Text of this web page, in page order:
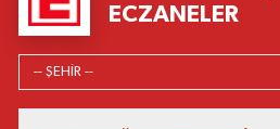
ECZANELER